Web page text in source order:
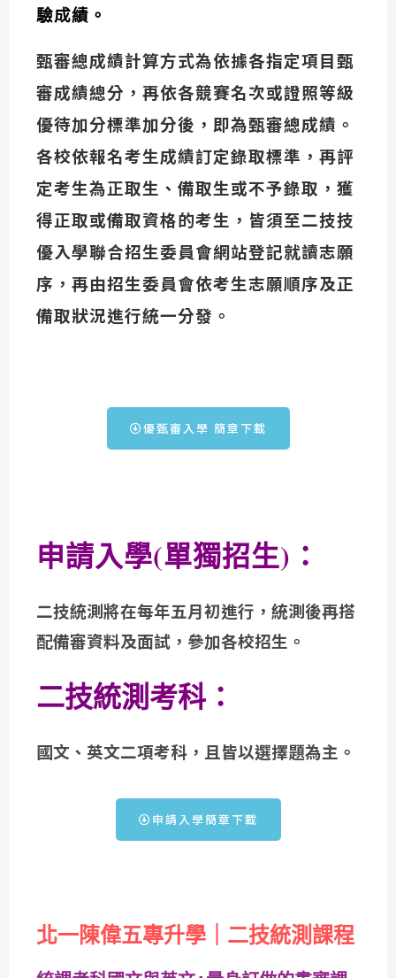
驗成績。
甄審總成績計算方式為依據各指定項目甄
審成績總分，再依各競賽名次或證照等級
優待加分標準加分後，即為甄審總成績。
各校依報名考生成績訂定錄取標準，再評
定考生為正取生、備取生或不予錄取，獲
得正取或備取資格的考生，皆須至二技技
優入學聯合招生委員會網站登記就讀志願
序，再由招生委員會依考生志願順序及正
備取狀況進行統一分發。
優甄審入學 簡章下載
申請入學(單獨招生) ：
二技統測將在每年五月初進行，統測後再搭
配備審資料及面試，參加各校招生 。
二技統測考科：
國文、英文二項考科，且皆以選擇題為主。
申請入學簡章下載
北一陳偉五專升學｜二技統測課程